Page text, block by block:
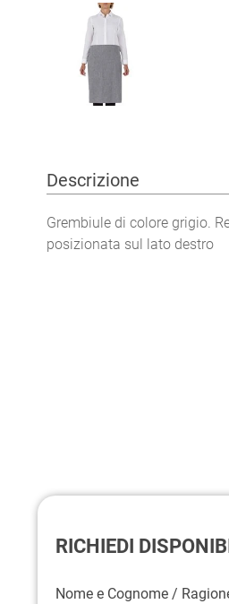
Descrizione
Grembiule di colore grigio.
posizionata sul lato destro
RICHIEDI
Nome e Cognome /